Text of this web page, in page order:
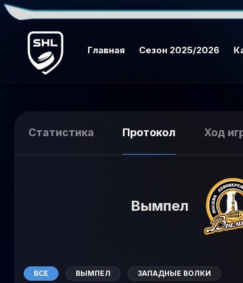
Главная Сезон 2025/2026
Статистика Протокол Ход
Вымпел
ВСЕ ВЫМПЕЛ ЗАПАДНЫЕ ВОЛКИ